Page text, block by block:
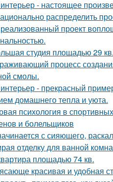
- настоящее
распределить
проект
студия площадью 29 кв.
процесс
смолы.
- прекрасный
домашнего тепла и уюта.
психология в
и болельщиков
с сияющего,
отделку для ванной
площадью 74 кв.
красивая и удобная